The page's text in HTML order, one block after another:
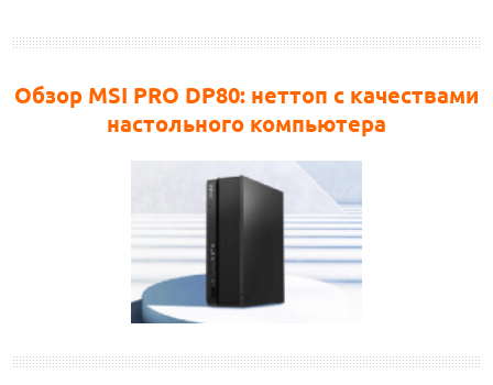
Обзор MSI PRO DP80: неттоп с качествами
настольного компьютера